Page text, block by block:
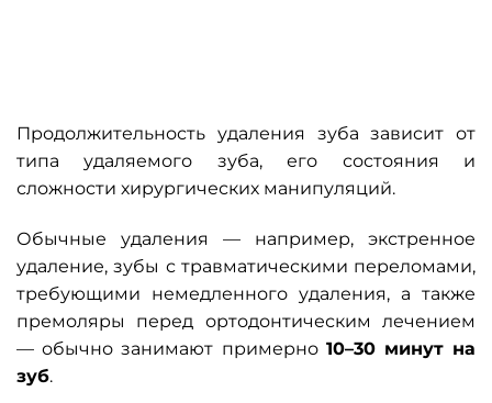
Продолжительность удаления зуба зависит от
типа удаляемого зуба, его состояния и
сложности хирургических манипуляций.
Обычные удаления — например, экстренное
удаление, зубы с травматическими переломами,
требующими немедленного удаления, а также
премоляры перед ортодонтическим лечением
— обычно занимают примерно 10–30 минут на
зуб.